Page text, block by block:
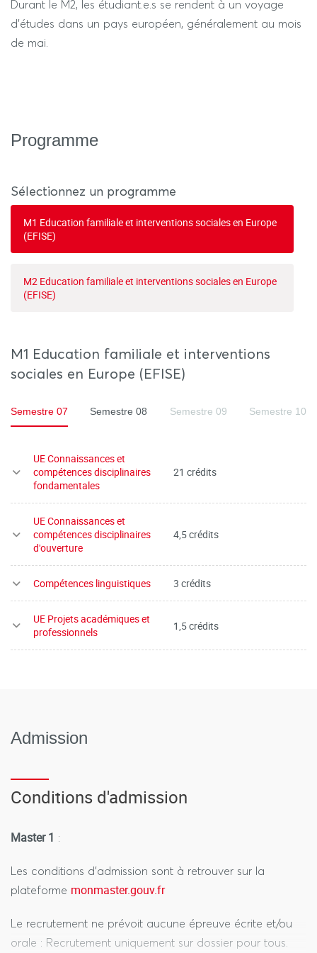
Durant le M2, les étudiant.e.s se rendent à un voyage
d'études dans un pays européen, généralement au mois
de mai.
Programme
Sélectionnez un programme
M1 Education familiale et interventions sociales en Europe
(EFISE)
M2 Education familiale et interventions sociales en Europe
(EFISE)
M1 Education familiale et interventions
sociales en Europe (EFISE)
Semestre 07 Semestre 08 Semestre 09 Semestre 10
UE Connaissances et
compétences disciplinaires
fondamentales
21 crédits
UE Connaissances et
compétences disciplinaires
d'ouverture
4,5 crédits
Compétences linguistiques 3 crédits
UE Projets académiques et
professionnels
1,5 crédits
Admission
Conditions d'admission
Master 1 :
Les conditions d'admission sont à retrouver sur la
plateforme monmaster.gouv.fr
Le recrutement ne prévoit aucune épreuve écrite et/ou
orale : Recrutement uniquement sur dossier pour tous.